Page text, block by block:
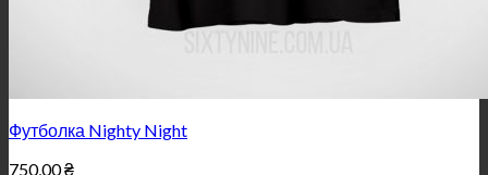
Футболка Nighty Night
750,00₴